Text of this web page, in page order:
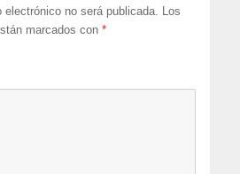
no será publicada.
Los
marcados con*